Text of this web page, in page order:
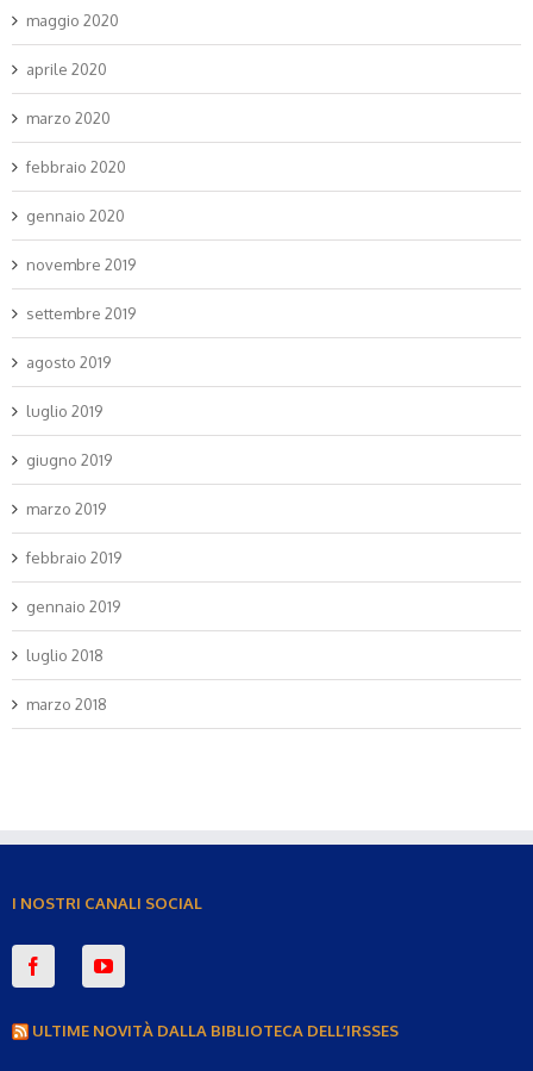
maggio 2020
aprile 2020
marzo 2020
febbraio 2020
gennaio 2020
novembre 2019
settembre 2019
agosto 2019
luglio 2019
giugno 2019
marzo 2019
febbraio 2019
gennaio 2019
luglio 2018
marzo 2018
I NOSTRI CANALI SOCIAL
ULTIME NOVITÀ DALLA BIBLIOTECA DELL’IRSSES